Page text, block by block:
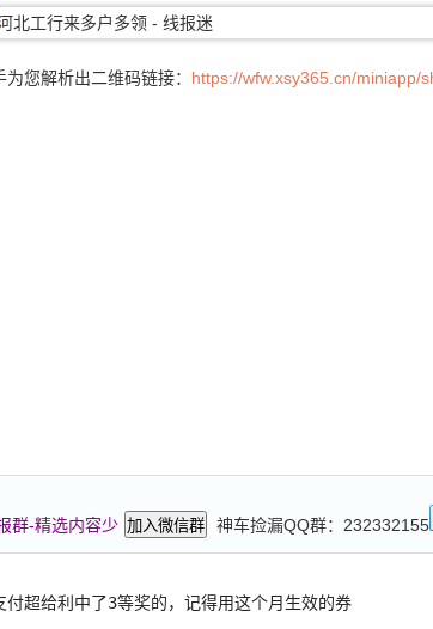
您解析出二维码链接： https://wfw.xsy365.cn/miniapp/
群-精选内容少 加入微信群 神车捡漏QQ群：232332155
付超给利中了3等奖的，记得用这个月生效的券